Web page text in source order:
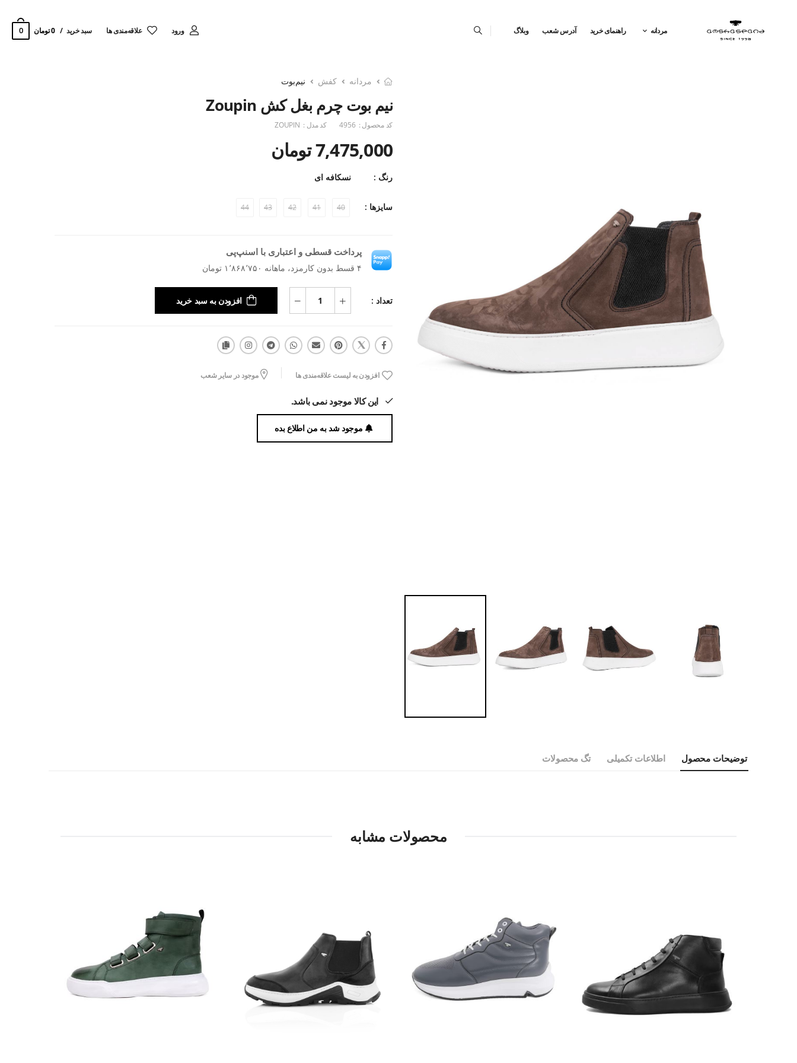
مردانه راهنمای خرید آدرس شعب وبلاگ ورود ‌علاقه‌مندی ها سبد خرید 0 تومان 0
مردانه کفش نیم‌بوت
نیم بوت چرم بغل کش Zoupin
کد محصول : 4956 کد مدل : ZOUPIN
7,475,000 تومان
رنگ : نسکافه ای
سایزها : 40
41
42
43
44
پرداخت قسطی و اعتباری با اسنپ‌پی
۴ قسط بدون کارمزد، ماهانه ۱٬۸۶۸٬۷۵۰ تومان
تعداد : افزودن به سبد خرید
افزودن به لیست علاقه‌مندی ها موجود در سایر شعب
این کالا موجود نمی باشد.
موجود شد به من اطلاع بده
توضیحات محصول اطلاعات تکمیلی تگ محصولات
محصولات مشابه